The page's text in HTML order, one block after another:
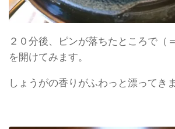
２０分後、ピンが落ちたところで（
を開けてみます。
しょうがの香りがふわっと漂ってき